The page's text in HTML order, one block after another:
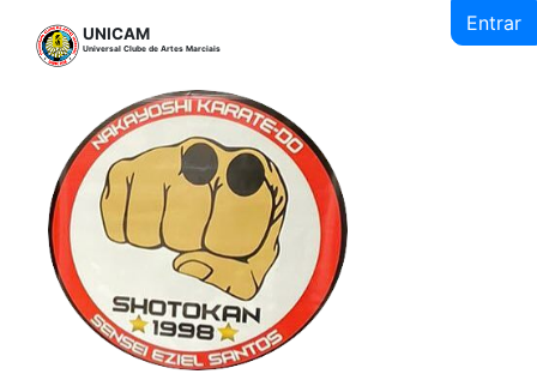
Entrar
UNICAM
Universal Clube de Artes Marciais